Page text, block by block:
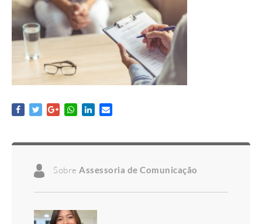
Sobre Assessoria de Comunicação